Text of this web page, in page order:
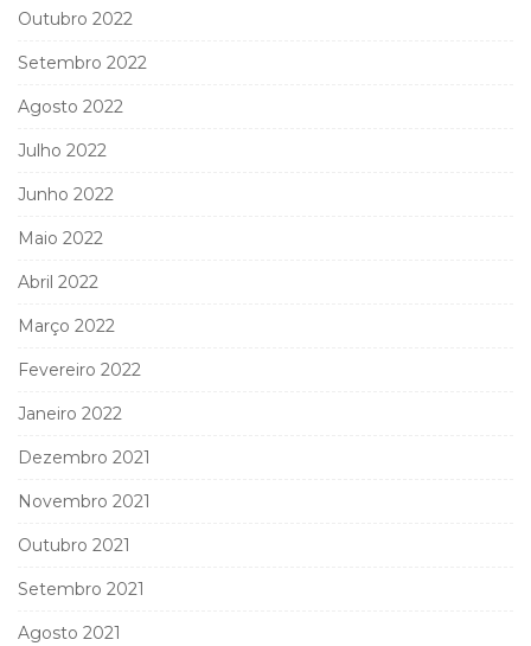
Outubro 2022
Setembro 2022
Agosto 2022
Julho 2022
Junho 2022
Maio 2022
Abril 2022
Março 2022
Fevereiro 2022
Janeiro 2022
Dezembro 2021
Novembro 2021
Outubro 2021
Setembro 2021
Agosto 2021